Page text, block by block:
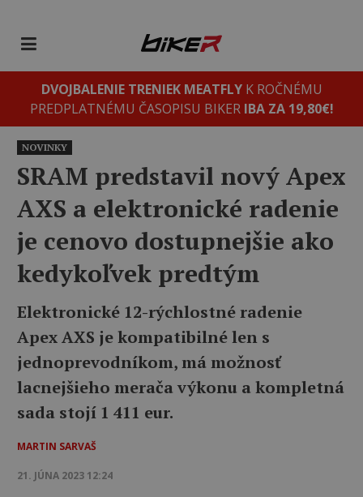
DVOJBALENIE TRENIEK MEATFLYK ROČNÉMU
PREDPLATNÉMU ČASOPISU BIKER IBA ZA 19,80€!
NOVINKY
SRAM predstavil nový Apex
AXS a elektronické radenie
je cenovo dostupnejšie ako
kedykoľvek predtým
Elektronické 12-rýchlostné radenie
Apex AXS je kompatibilné len s
jednoprevodníkom, má možnosť
lacnejšieho merača výkonu a kompletná
sada stojí 1 411 eur.
MARTIN SARVAŠ
21. JÚNA 2023 12:24